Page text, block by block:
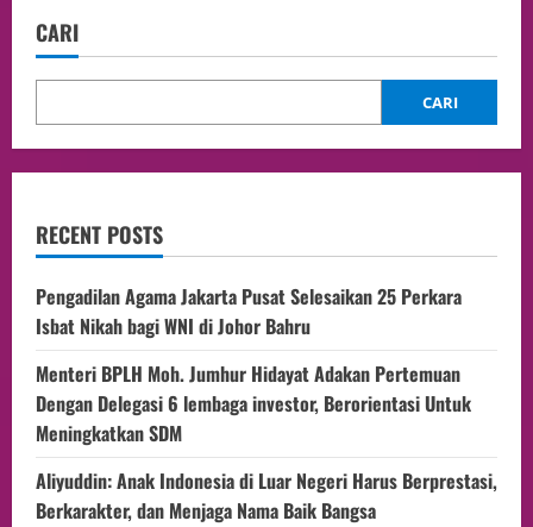
CARI
CARI
RECENT POSTS
Pengadilan Agama Jakarta Pusat Selesaikan 25 Perkara
Isbat Nikah bagi WNI di Johor Bahru
Menteri BPLH Moh. Jumhur Hidayat Adakan Pertemuan
Dengan Delegasi 6 lembaga investor, Berorientasi Untuk
Meningkatkan SDM
Aliyuddin: Anak Indonesia di Luar Negeri Harus Berprestasi,
Berkarakter, dan Menjaga Nama Baik Bangsa